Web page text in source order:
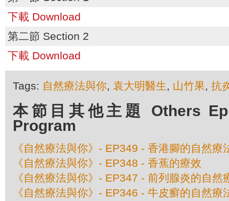
下載 Download
第二節 Section 2
下載 Download
Tags: 自然療法與你, 袁大明醫生, 山竹果, 抗
本節目其他主題 Others
Program
《自然療法與你》- EP349 - 香港腳的自然療
《自然療法與你》- EP348 - 香蕉的療效
《自然療法與你》- EP347 - 前列腺炎的自然
《自然療法與你》- EP346 - 牛皮癬的自然療